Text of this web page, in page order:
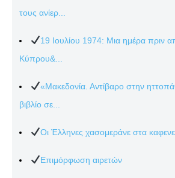
τους ανίερ...
19 Ιουλίου 1974: Μια ημέρα πριν
Κύπρου&...
«Μακεδονία. Αντίβαρο στην
βιβλίο σε...
Οι Έλληνες χασομεράνε στα
Επιμόρφωση αιρετών